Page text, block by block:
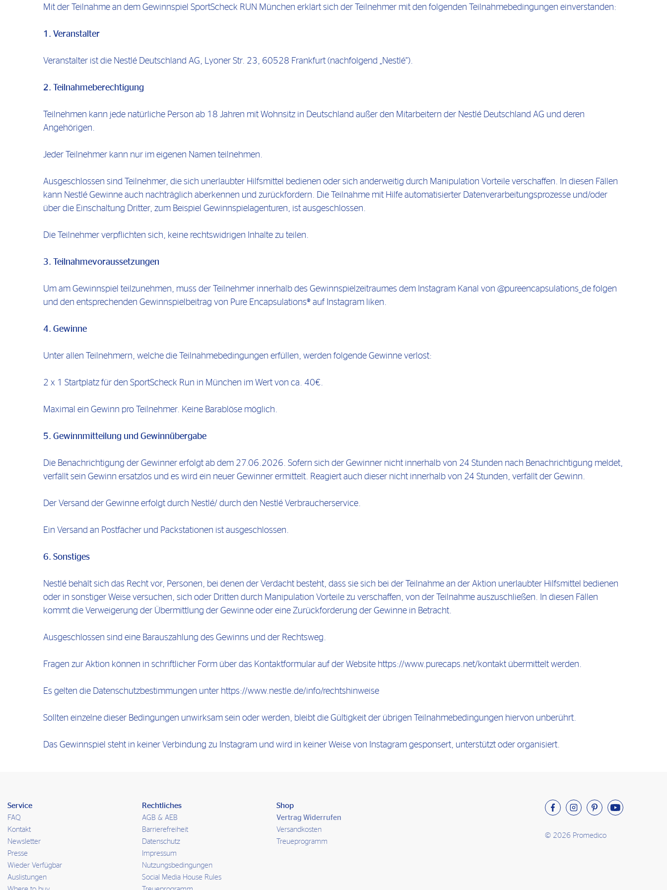
Mit der Teilnahme an dem Gewinnspiel SportScheck RUN München erklärt sich der Teilnehmer mit den folgenden Teilnahmebedingungen einverstanden:
1. Veranstalter
Veranstalter ist die Nestlé Deutschland AG, Lyoner Str. 23, 60528 Frankfurt (nachfolgend „Nestlé“).
2. Teilnahmeberechtigung
Teilnehmen kann jede natürliche Person ab 18 Jahren mit Wohnsitz in Deutschland außer den Mitarbeitern der Nestlé Deutschland AG und deren
Angehörigen.
Jeder Teilnehmer kann nur im eigenen Namen teilnehmen.
Ausgeschlossen sind Teilnehmer, die sich unerlaubter Hilfsmittel bedienen oder sich anderweitig durch Manipulation Vorteile verschaffen. In diesen Fällen
kann Nestlé Gewinne auch nachträglich aberkennen und zurückfordern. Die Teilnahme mit Hilfe automatisierter Datenverarbeitungsprozesse und/oder
über die Einschaltung Dritter, zum Beispiel Gewinnspielagenturen, ist ausgeschlossen.
Die Teilnehmer verpflichten sich, keine rechtswidrigen Inhalte zu teilen.
3. Teilnahmevoraussetzungen
Um am Gewinnspiel teilzunehmen, muss der Teilnehmer innerhalb des Gewinnspielzeitraumes dem Instagram Kanal von @pureencapsulations_de folgen
und den entsprechenden Gewinnspielbeitrag von Pure Encapsulations® auf Instagram liken.
4. Gewinne
Unter allen Teilnehmern, welche die Teilnahmebedingungen erfüllen, werden folgende Gewinne verlost:
2 x 1 Startplatz für den SportScheck Run in München im Wert von ca. 40€.
Maximal ein Gewinn pro Teilnehmer. Keine Barablöse möglich.
5. Gewinnmitteilung und Gewinnübergabe
Die Benachrichtigung der Gewinner erfolgt ab dem 27.06.2026. Sofern sich der Gewinner nicht innerhalb von 24 Stunden nach Benachrichtigung meldet,
verfällt sein Gewinn ersatzlos und es wird ein neuer Gewinner ermittelt. Reagiert auch dieser nicht innerhalb von 24 Stunden, verfällt der Gewinn.
Der Versand der Gewinne erfolgt durch Nestlé/ durch den Nestlé Verbraucherservice.
Ein Versand an Postfächer und Packstationen ist ausgeschlossen.
6. Sonstiges
Nestlé behält sich das Recht vor, Personen, bei denen der Verdacht besteht, dass sie sich bei der Teilnahme an der Aktion unerlaubter Hilfsmittel bedienen
oder in sonstiger Weise versuchen, sich oder Dritten durch Manipulation Vorteile zu verschaffen, von der Teilnahme auszuschließen. In diesen Fällen
kommt die Verweigerung der Übermittlung der Gewinne oder eine Zurückforderung der Gewinne in Betracht.
Ausgeschlossen sind eine Barauszahlung des Gewinns und der Rechtsweg.
Fragen zur Aktion können in schriftlicher Form über das Kontaktformular auf der Website https://www.purecaps.net/kontakt übermittelt werden.
Es gelten die Datenschutzbestimmungen unter https://www.nestle.de/info/rechtshinweise
Sollten einzelne dieser Bedingungen unwirksam sein oder werden, bleibt die Gültigkeit der übrigen Teilnahmebedingungen hiervon unberührt.
Das Gewinnspiel steht in keiner Verbindung zu Instagram und wird in keiner Weise von Instagram gesponsert, unterstützt oder organisiert.
Service
FAQ
Kontakt
Newsletter
Presse
Wieder Verfügbar
Auslistungen
Rechtliches
AGB & AEB
Barrierefreiheit
Datenschutz
Impressum
Nutzungsbedingungen
Social Media House Rules
Shop
Vertrag Widerrufen
Versandkosten
Treueprogramm
© 2026 Promedico